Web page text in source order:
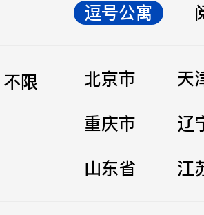
逗号公寓
不限 北京市
天
重庆市
辽
山东省
江
立即提交